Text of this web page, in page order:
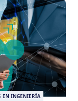
EN INGENIERÍA